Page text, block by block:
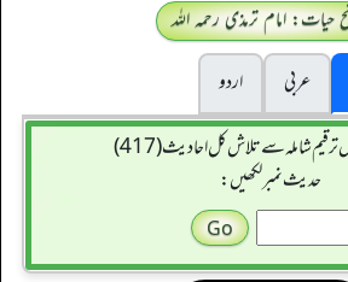
حیات: امام ترمذی رحمہ اللہ
عربی
اردو
شاملہ سے تلاش کل احادیث (417)
حدیث نمبر لکھیں: